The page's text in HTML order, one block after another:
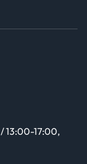
13:00-17:00,